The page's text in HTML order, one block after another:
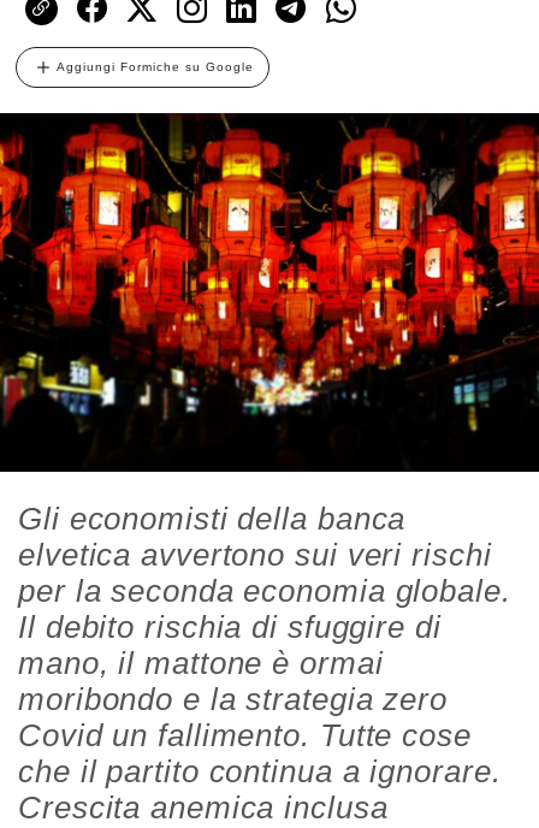
Aggiungi Formiche su Google
Gli economisti della banca
elvetica avvertono sui veri rischi
per la seconda economia globale.
Il debito rischia di sfuggire di
mano, il mattone è ormai
moribondo e la strategia zero
Covid un fallimento. Tutte cose
che il partito continua a ignorare.
Crescita anemica inclusa